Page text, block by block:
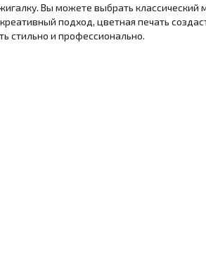
Вы можете выбрать классический
подход, цветная печать
стильно и профессионально.